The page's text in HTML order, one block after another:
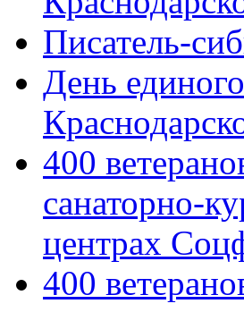
Писатель-
День
400
санаторно-
центрах
400